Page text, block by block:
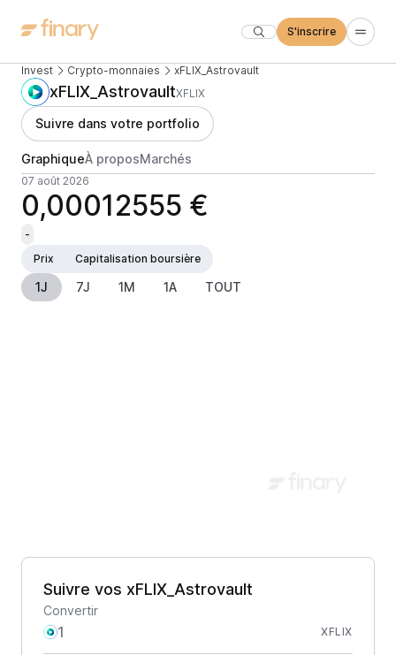
S'inscrire
Invest Crypto-monnaies xFLIX_Astrovault
xFLIX_AstrovaultXFLIX
Suivre dans votre portfolio
GraphiqueÀ proposMarchés
07 août 2026
0,00012555 €
-
Prix
Capitalisation boursière
1J 7J 1M 1A TOUT
Suivre vos xFLIX_Astrovault
Convertir
XFLIX